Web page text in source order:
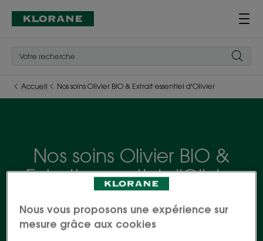
Accueil Nos soins Olivier BIO & Extrait essentiel d'Olivier
Nos soins Olivier BIO &
Extrait essentiel d'Olivier
Les bienfaits de l'Olivier BIO et Extrait essentiel
d'Olivier, riche en oligo-éléments et antioxydants,
Nous vous proposons une expérience sur
mesure grâce aux cookies